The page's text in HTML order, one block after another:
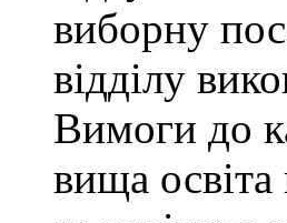
виборну
відділу
Вимоги до
вища